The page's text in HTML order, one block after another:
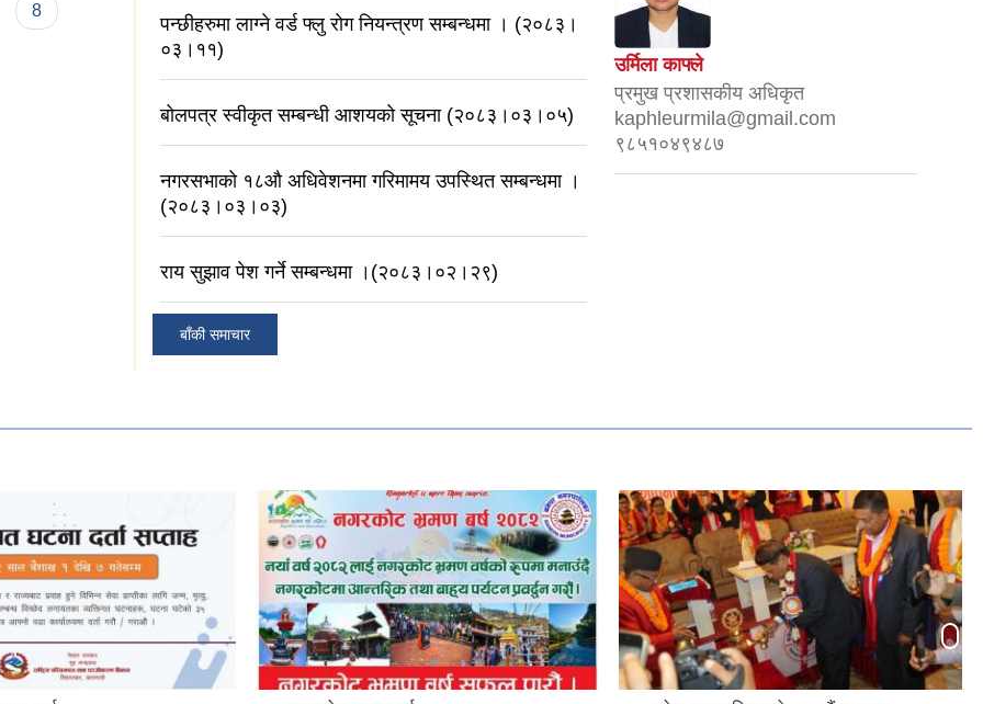
8
पन्छीहरुमा लाग्ने वर्ड फ्लु रोग नियन्त्रण सम्बन्धमा । (२०८३।
०३।११)
बोलपत्र स्वीकृत सम्बन्धी आशयको सूचना (२०८३।०३।०५)
नगरसभाको १८औ अधिवेशनमा गरिमामय उपस्थित सम्बन्धमा ।
(२०८३।०३।०३)
राय सुझाव पेश गर्ने सम्बन्धमा ।(२०८३।०२।२९)
बाँकी समाचार
उर्मिला काफ्ले
प्रमुख प्रशासकीय अधिकृत
kaphleurmila@gmail.com
९८५१०४९४८७